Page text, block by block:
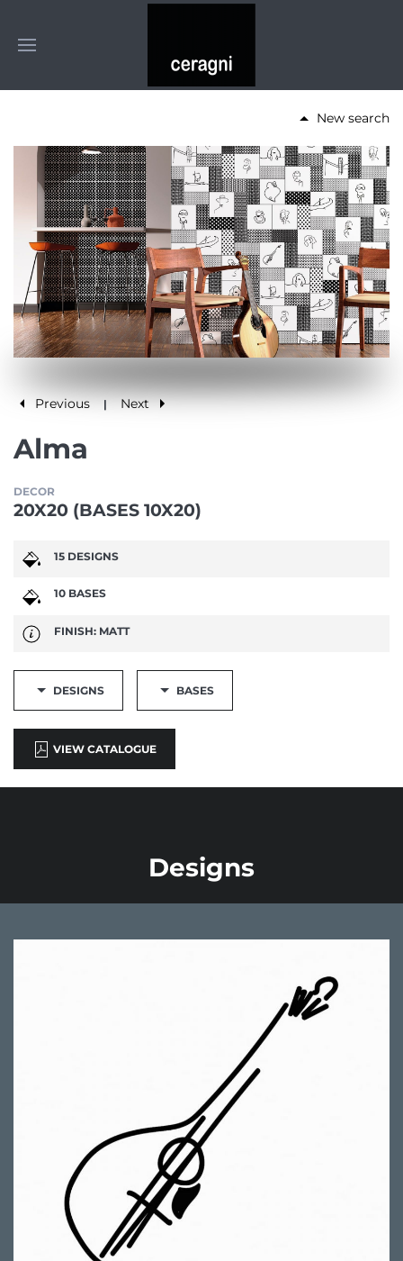
New search
Previous | Next
Alma
DECOR
20X20 (BASES 10X20)
15 DESIGNS
10 BASES
FINISH: MATT
DESIGNS BASES
VIEW CATALOGUE
Designs